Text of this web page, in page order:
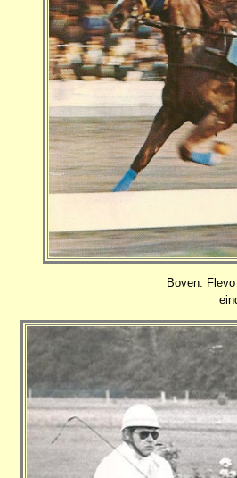
Boven: